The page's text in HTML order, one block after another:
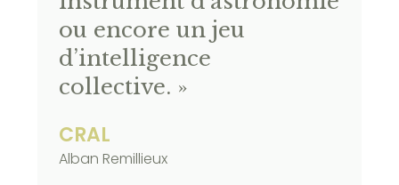
ou encore un jeu
d’intelligence
collective. »
CRAL
Alban Remillieux